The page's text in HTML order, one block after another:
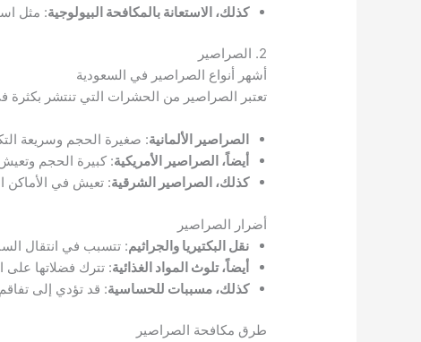
كذلك، الاستعانة بالمكافحة البيولوجية: مثل
2. الصراصير
أشهر أنواع الصراصير في السعودية
تعتبر الصراصير من الحشرات التي تنتشر بكثرة
الصراصير الألمانية: صغيرة الحجم وسريعة
أيضاً، الصراصير الأمريكية: كبيرة الحجم
كذلك، الصراصير الشرقية: تعيش في الأماكن
أضرار الصراصير
نقل البكتيريا والجراثيم: تتسبب في انتقال
أيضاً، تلوث المواد الغذائية: تترك فضلاتها على
كذلك، مسببات للحساسية: قد تؤدي إلى
طرق مكافحة الصراصير